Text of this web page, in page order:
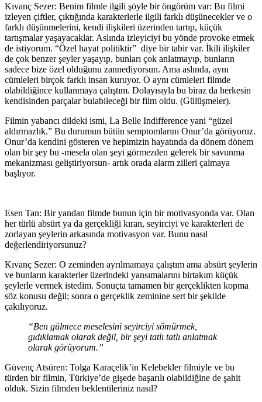
Kıvanç Sezer: Benim filmle ilgili şöyle bir öngörüm var: Bu filmi
izleyen çiftler, çıktığında karakterlerle ilgili farklı düşünecekler ve o
farklı düşünmelerini, kendi ilişkileri üzerinden tartıp, küçük
tartışmalar yaşayacaklar. Aslında izleyiciyi bu yönde provoke etmek
de istiyorum. “Özel hayat politiktir” diye bir tabir var. İkili ilişkiler
de çok benzer şeyler yaşayıp, bunları çok anlatmayıp, bunların
sadece bize özel olduğunu zannediyorsun. Ama aslında, aynı
cümleleri birçok farklı insan kuruyor. O aynı cümleleri filmde
olabildiğince kullanmaya çalıştım. Dolayısıyla bu biraz da herkesin
kendisinden parçalar bulabileceği bir film oldu. (Gülüşmeler).
Filmin yabancı dildeki ismi, La Belle Indifference yani “güzel
aldırmazlık.” Bu durumun bütün semptomlarını Onur’da görüyoruz.
Onur’da kendini gösteren ve hepimizin hayatında da dönem dönem
olan bir şey bu -mesela olan şeyi görmezden gelerek bir savunma
mekanizması geliştiriyorsun- artık orada alarm zilleri çalmaya
başlıyor.
Esen Tan: Bir yandan filmde bunun için bir motivasyonda var. Olan
her türlü absürt ya da gerçekliği kıran, seyirciyi ve karakterleri de
zorlayan şeylerin arkasında motivasyon var. Bunu nasıl
değerlendiriyorsunuz?
Kıvanç Sezer: O zeminden ayrılmamaya çalıştım ama absürt şeylerin
ve bunların karakterler üzerindeki yansımalarını birtakım küçük
şeylerle vermek istedim. Sonuçta tamamen bir gerçeklikten kopma
söz konusu değil; sonra o gerçeklik zeminine sert bir şekilde
çakılıyoruz.
“Ben gülmece meselesini seyirciyi sömürmek,
gıdıklamak olarak değil, bir şeyi tatlı tatlı anlatmak
olarak görüyorum.”
Güvenç Atsüren: Tolga Karaçelik’in Kelebekler filmiyle ve bu
türden bir filmin, Türkiye’de gişede başarılı olabildiğine de şahit
olduk. Sizin filmden beklentileriniz nasıl?